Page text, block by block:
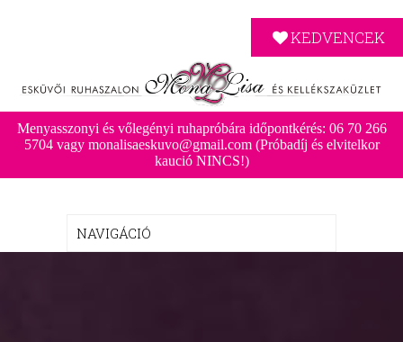
KEDVENCEK
Menyasszonyi és vőlegényi ruhapróbára időpontkérés: 06 70 266
5704 vagy monalisaeskuvo@gmail.com (Próbadíj és elvitelkor
kaució NINCS!)